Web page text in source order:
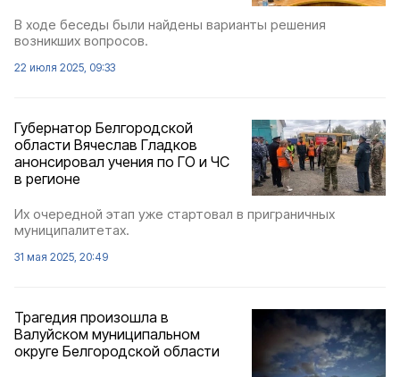
В ходе беседы были найдены варианты решения
возникших вопросов.
22 июля 2025, 09:33
Губернатор Белгородской
области Вячеслав Гладков
анонсировал учения по ГО и ЧС
в регионе
Их очередной этап уже стартовал в приграничных
муниципалитетах.
31 мая 2025, 20:49
Трагедия произошла в
Валуйском муниципальном
округе Белгородской области